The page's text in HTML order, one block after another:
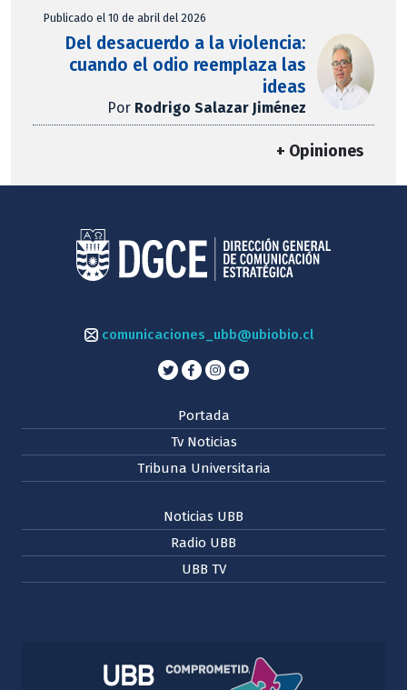
Publicado el 10 de abril del 2026
Del desacuerdo a la violencia:
cuando el odio reemplaza las
ideas
Por Rodrigo Salazar Jiménez
+ Opiniones
comunicaciones_ubb@ubiobio.cl
Portada
Tv Noticias
Tribuna Universitaria
Noticias UBB
Radio UBB
UBB TV